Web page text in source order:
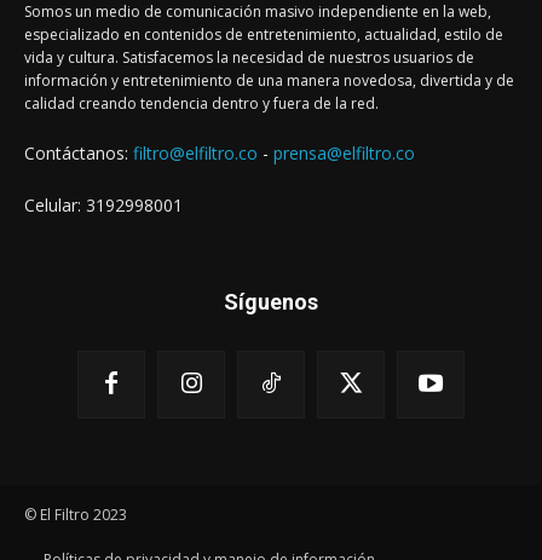
Somos un medio de comunicación masivo independiente en la web,
especializado en contenidos de entretenimiento, actualidad, estilo de
vida y cultura. Satisfacemos la necesidad de nuestros usuarios de
información y entretenimiento de una manera novedosa, divertida y de
calidad creando tendencia dentro y fuera de la red.
Contáctanos: filtro@elfiltro.co - prensa@elfiltro.co
Celular: 3192998001
Síguenos
© El Filtro 2023